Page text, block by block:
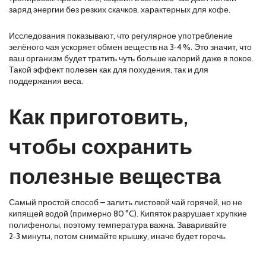
заряд энергии без резких скачков, характерных для кофе.
Исследования показывают, что регулярное употребление
зелёного чая ускоряет обмен веществ на 3‑4 %. Это значит, что
ваш организм будет тратить чуть больше калорий даже в покое.
Такой эффект полезен как для похудения, так и для
поддержания веса.
Как приготовить,
чтобы сохранить
полезные вещества
Самый простой способ – залить листовой чай горячей, но не
кипящей водой (примерно 80 °C). Кипяток разрушает хрупкие
полифенолы, поэтому температура важна. Заваривайте
2‑3 минуты, потом снимайте крышку, иначе будет горечь.